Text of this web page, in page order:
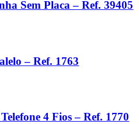
Sem Placa – Ref. 39405
– Ref. 1763
4 Fios – Ref. 1770